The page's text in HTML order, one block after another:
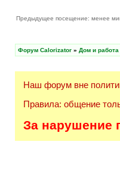
Предыдущее посещение: менее
Форум Calorizator » Дом и работа
Наш форум вне
Правила: общение
За нарушение